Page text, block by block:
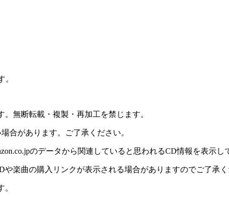
。
無断転載・複製・再加工を禁じます。
合があります。ご了承ください。
のデータから関連していると思われるCD情報を表示し
楽曲の購入リンクが表示される場合がありますのでご了承く